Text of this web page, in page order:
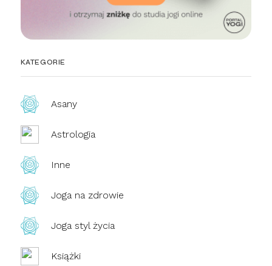
KATEGORIE
Asany
Astrologia
Inne
Joga na zdrowie
Joga styl życia
Książki